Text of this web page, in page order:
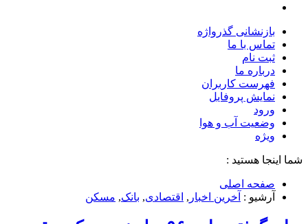
بازنشانی گذرواژه
تماس با ما
ثبت نام
درباره ما
فهرست کاربران
نمایش پروفایل
ورود
وضعیت آب و هوا
ویژه
شما اینجا هستید :
صفحه اصلی
آرشیو : آخرین اخبار , اقتصادی, بانک, مسکن